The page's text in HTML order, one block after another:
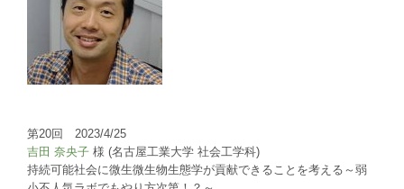
第20回 2023/4/25
吉田 奈央子 様 (名古屋工業大学 社会工学科)
持続可能社会に微生微生物生態学が貢献できることを考える～弱